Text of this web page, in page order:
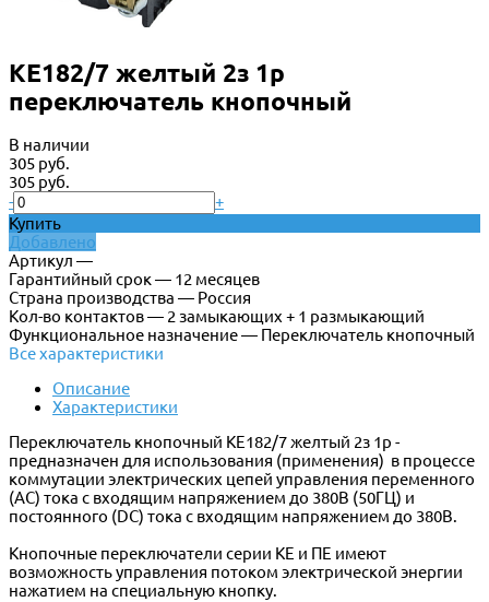
КЕ182/7 желтый 2з 1р
переключатель кнопочный
В наличии
305 руб.
305 руб.
-
+
Купить
Добавлено
Артикул —
Гарантийный срок — 12 месяцев
Страна производства — Россия
Кол-во контактов — 2 замыкающих + 1 размыкающий
Функциональное назначение — Переключатель кнопочный
Все характеристики
Описание
Характеристики
Переключатель кнопочный КЕ182/7 желтый 2з 1р -
предназначен для использования (применения) в процессе
коммутации электрических цепей управления переменного
(АС) тока с входящим напряжением до 380В (50ГЦ) и
постоянного (DC) тока с входящим напряжением до 380В.
Кнопочные переключатели серии КЕ и ПЕ имеют
возможность управления потоком электрической энергии
нажатием на специальную кнопку.